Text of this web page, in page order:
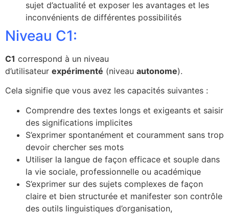
sujet d’actualité et exposer les avantages et les
inconvénients de différentes possibilités
Niveau C1:
C1 correspond à un niveau
d’utilisateur expérimenté (niveau autonome).
Cela signifie que vous avez les capacités suivantes :
Comprendre des textes longs et exigeants et saisir
des significations implicites
S’exprimer spontanément et couramment sans trop
devoir chercher ses mots
Utiliser la langue de façon efficace et souple dans
la vie sociale, professionnelle ou académique
S’exprimer sur des sujets complexes de façon
claire et bien structurée et manifester son contrôle
des outils linguistiques d’organisation,